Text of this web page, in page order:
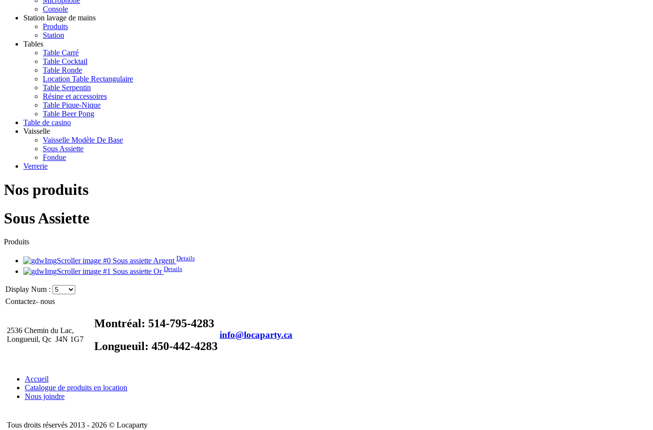
Console
Station lavage de mains
Produits
Station
Tables
Table Carré
Table Cocktail
Table Ronde
Location Table Rectangulaire
Table Serpentin
Résine et accessoires
Table Pique-Nique
Table Beer Pong
Table de casino
Vaisselle
Vaisselle Modèle De Base
Sous Assiette
Fondue
Verrerie
Nos produits
Sous Assiette
Produits
Sous assiette Argent Details
Sous assiette Or Details
Display Num :
Contactez- nous
2536 Chemin du Lac,
Longueuil, Qc J4N 1G7
Montréal: 514-795-4283
Longueuil: 450-442-4283
info@locaparty.ca
Accueil
Catalogue de produits en location
Nous joindre
Tous droits réservés 2013 - 2026 © Locaparty